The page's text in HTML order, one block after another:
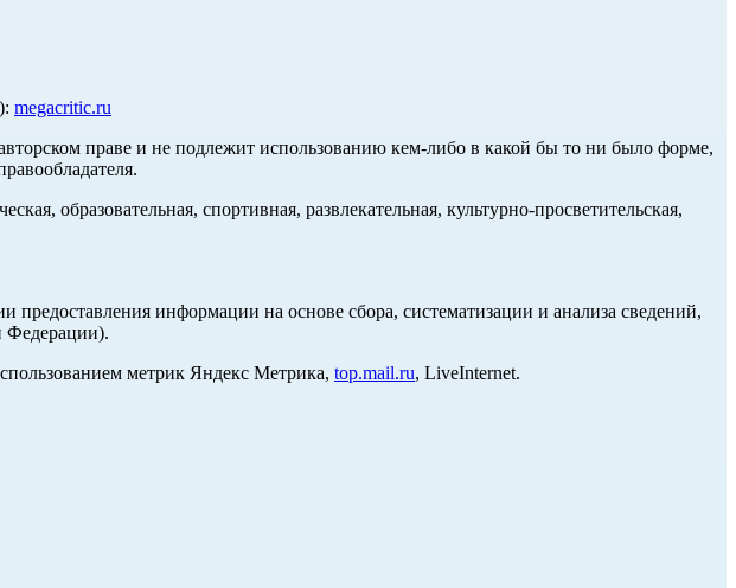
megacritic.ru
праве и не подлежит использованию кем-либо в какой бы то ни было форме,
образовательная, спортивная, развлекательная, культурно-просветительская,
информации на основе сбора, систематизации и анализа сведений,
Федерации).
метрик Яндекс Метрика, top.mail.ru, LiveInternet.